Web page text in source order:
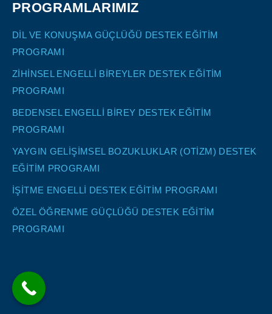
PROGRAMLARIMIZ
DİL VE KONUŞMA GÜÇLÜĞÜ DESTEK EĞİTİM
PROGRAMI
ZİHİNSEL ENGELLİ BİREYLER DESTEK EĞİTİM
PROGRAMI
BEDENSEL ENGELLİ BİREY DESTEK EĞİTİM
PROGRAMI
YAYGIN GELİŞİMSEL BOZUKLUKLAR (OTİZM) DESTEK
EĞİTİM PROGRAMI
İŞİTME ENGELLİ DESTEK EĞİTİM PROGRAMI
ÖZEL ÖĞRENME GÜÇLÜĞÜ DESTEK EĞİTİM
PROGRAMI